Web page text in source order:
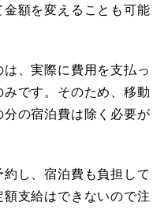
額を変えることも可能
、実際に費用を支払っ
です。そのため、移動
の宿泊費は除く必要が
し、宿泊費も負担して
支給はできないので注